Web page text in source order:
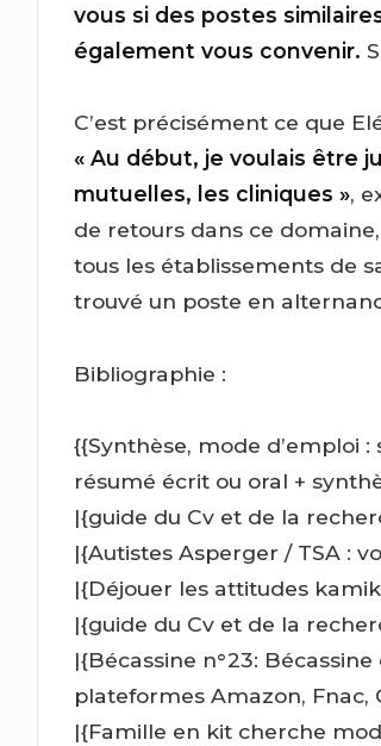
vous si des postes
également vous convenir.
C’est précisément ce que
« Au début, je voulais être
mutuelles, les cliniques »,
de retours dans ce
tous les établissements de
trouvé un poste en
Bibliographie :
{{Synthèse, mode d’emploi
résumé écrit ou oral +
|{guide du Cv et de la
|{Autistes Asperger / TSA :
|{Déjouer les attitudes
|{guide du Cv et de la
|{Bécassine n°23:
plateformes Amazon, Fnac,
|{Famille en kit cherche